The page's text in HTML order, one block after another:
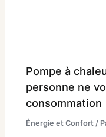
Pompe à
personne ne
consommation
Énergie et Confort /